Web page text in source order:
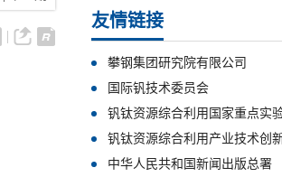
友情链接
攀钢集团研究院有限公司
国际钒技术委员会
钒钛资源综合利用国家重点实
钒钛资源综合利用产业技术创
中华人民共和国新闻出版总署